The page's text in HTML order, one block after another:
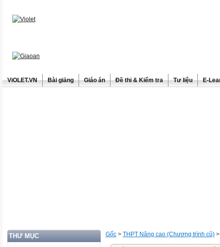
ViOLET.VN Bài giảng Giáo án Đề thi & Kiểm tra Tư liệu E-
THƯ MỤC Gốc > THPT Nâng cao (Chương trình cũ)